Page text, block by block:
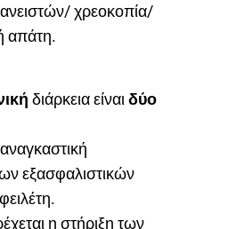
χρεοκοπία/
απάτη.
διάρκεια είναι δύο
εξασφαλιστικών
η στήριξη των